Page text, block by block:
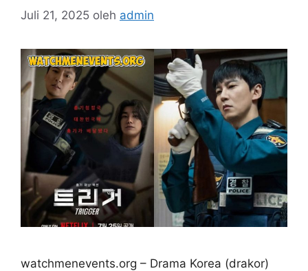
Juli 21, 2025 oleh admin
watchmenevents.org – Drama Korea (drakor)